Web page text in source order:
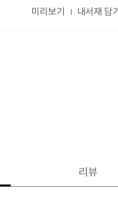
미리보기 내서재 담기
리뷰